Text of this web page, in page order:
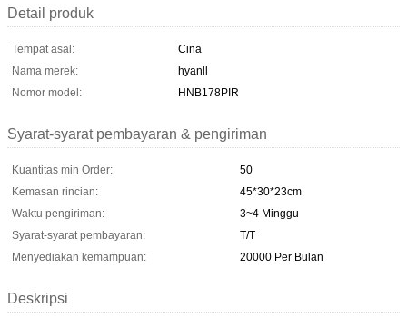
Detail produk
Tempat asal:
Cina
Nama merek:
hyanll
Nomor model:
HNB178PIR
Syarat-syarat pembayaran & pengiriman
Kuantitas min Order:
50
Kemasan rincian:
45*30*23cm
Waktu pengiriman:
3~4 Minggu
Syarat-syarat pembayaran:
T/T
Menyediakan kemampuan:
20000 Per Bulan
Deskripsi